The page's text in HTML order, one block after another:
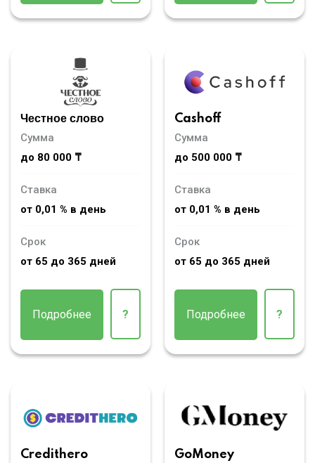
Честное слово
Сумма
до 80 000 ₸
Ставка
от 0,01 % в день
Срок
от 65 до 365 дней
Подробнее ?
Cashoff
Сумма
до 500 000 ₸
Ставка
от 0,01 % в день
Срок
от 65 до 365 дней
Подробнее ?
Credithero
GoMoney